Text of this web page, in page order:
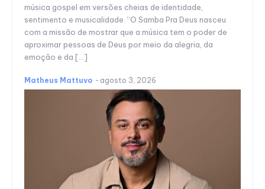
música gospel em versões cheias de identidade,
sentimento e musicalidade. “O Samba Pra Deus nasceu
com a missão de mostrar que a música tem o poder de
aproximar pessoas de Deus por meio da alegria, da
emoção e da […]
Matheus Mattuvo - agosto 3, 2026